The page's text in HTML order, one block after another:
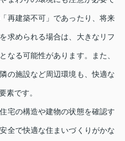
再建築不可」であったり、将来
求められる場合は、大きなリフ
なる可能性があります。また、
の施設など周辺環境も、快適な
素です。
宅の構造や建物の状態を確認す
全で快適な住まいづくりがかな